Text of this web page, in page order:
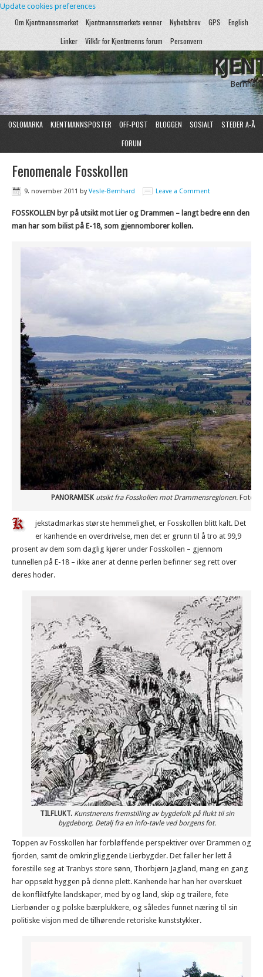
Update cookies preferences
Om Kjentmannsmerket Kjentmannsmerkets venner Nyhetsbrev GPS
English
Linker
Vilkår for Kjentmenns forum Personvern
OSLOMARKA KJENTMANNSPOSTER OFF-POST BLOGGEN SOSIALT
STEDER A-Å
FORUM
Fenomenale Fosskollen
9. november 2011 byVesle-Bernhard Leave a Comment
FOSSKOLLEN byr på utsikt mot Lier og Drammen – langt bedre enn den
man har som bilist på E-18, som gjennomborer kollen.
PANORAMISK utsikt fra Fosskollen mot Drammensregionen.Foto:
jekstadmarkas største hemmelighet, er Fosskollen blitt kalt. Det
er kanhende en overdrivelse, men det er grunn til å tro at 99,9
prosent av dem som daglig kjører under Fosskollen – gjennom
tunnellen på E-18 – ikke aner at denne perlen befinner seg rett over
deres hoder.
TILFLUKT. Kunstnerens fremstilling av bygdefolk på flukt til sin
bygdeborg. Detalj fra en info-tavle ved borgens fot.
Toppen av Fosskollen har forbløffende perspektiver over Drammen og
fjorden, samt de omkringliggende Lierbygder. Det faller her lett å
forestille seg at Tranbys store sønn, Thorbjørn Jagland, mang en gang
har oppsøkt hyggen på denne plett. Kanhende har han her overskuet
de konfliktfylte landskaper, med by og land, skip og trailere, fete
Lierbønder og polske bærplukkere, og således funnet næring til sin
politiske visjon med de tilhørende retoriske kunststykker.